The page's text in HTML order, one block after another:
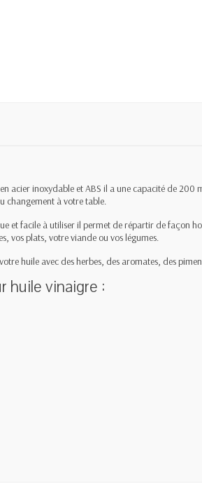
acier inoxydable et ABS il a une capacité de
changement à votre table.
et facile à utiliser il permet de répartir de façon
vos plats, votre viande ou vos légumes.
huile avec des herbes, des aromates, des
huile vinaigre :